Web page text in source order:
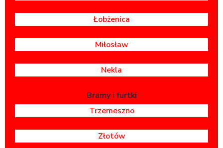
Łobżenica
Miłosław
Nekla
Bramy i furtki
Trzemeszno
Złotów